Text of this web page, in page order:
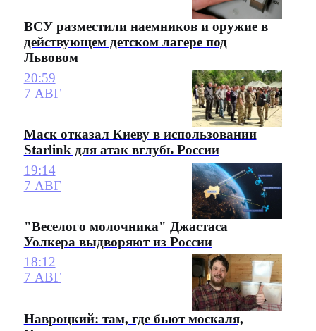
ВСУ разместили наемников и оружие в
действующем детском лагере под
Львовом
20:59
7 АВГ
Маск отказал Киеву в использовании
Starlink для атак вглубь России
19:14
7 АВГ
"Веселого молочника" Джастаса
Уолкера выдворяют из России
18:12
7 АВГ
Навроцкий: там, где бьют москаля,